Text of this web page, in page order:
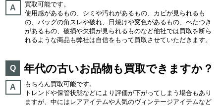
A
買取可能です。
使用感があるもの、シミや汚れがあるもの、カビが見られるも
の、バッグの角スレや破れ、日焼けや変色があるもの、べたつき
があるもの、破損や欠損が見られるものなど他社では買取を断ら
れるような商品も弊社は自信をもって買取させていただきます。
Q 年代の古いお品物も買取できますか？
A
もちろん買取可能です。
トレンドや保管状態などにより評価が下がってしまう場合もあり
ますが、中にはレアアイテムや人気のヴィンテージアイテムなど